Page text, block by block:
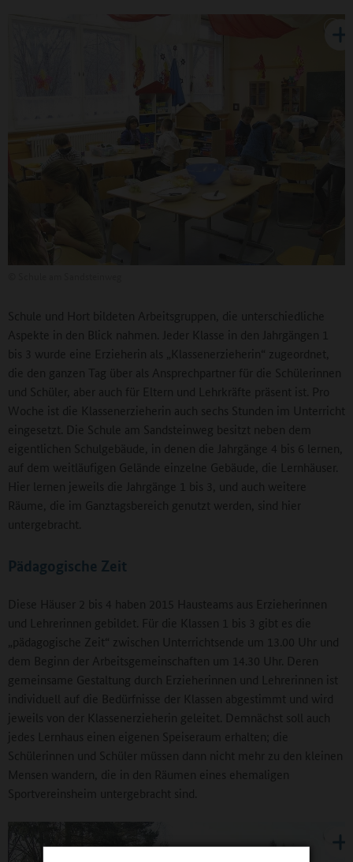
Schule und Hort bildeten Arbeitsgruppen, die unterschiedliche
Aspekte in den Blick nahmen. Jeder Klasse in den Jahrgängen 1
bis 3 wurde eine Erzieherin als „Klassenerzieherin“ zugeordnet,
die den ganzen Tag über als Ansprechpartner für die Schülerinnen
und Schüler, aber auch für Eltern und Lehrkräfte präsent ist. Pro
Woche ist die Klassenerzieherin auch sechs Stunden im Unterricht
eingesetzt. Die Schule am Sandsteinweg besitzt neben dem
eigentlichen Schulgebäude, in denen die Jahrgänge 4 bis 6 lernen,
auf dem weitläufigen Gelände einzelne Gebäude, die Lernhäuser.
Hier lernen jeweils die Jahrgänge 1 bis 3, und auch weitere
Räume, die im Ganztagsbereich genutzt werden, sind hier
untergebracht.
Pädagogische Zeit
Diese Häuser 2 bis 4 haben 2015 Hausteams aus Erzieherinnen
und Lehrerinnen gebildet. Für die Klassen 1 bis 3 gibt es die
„pädagogische Zeit“ zwischen Unterrichtsende um 13.00 Uhr und
dem Beginn der Arbeitsgemeinschaften um 14.30 Uhr. Deren
gemeinsame Gestaltung durch Erzieherinnen und Lehrerinnen ist
individuell auf die Bedürfnisse der Klassen abgestimmt und wird
jeweils von der Klassenerzieherin geleitet. Demnächst soll auch
jedes Lernhaus einen eigenen Speiseraum erhalten; die
Schülerinnen und Schüler müssen dann nicht mehr zu den kleinen
Mensen wandern, die in den Räumen eines ehemaligen
Sportvereinsheim untergebracht sind.